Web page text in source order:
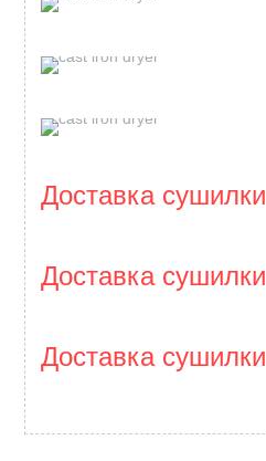
Доставка сушилки
Доставка сушилки
Доставка сушилки